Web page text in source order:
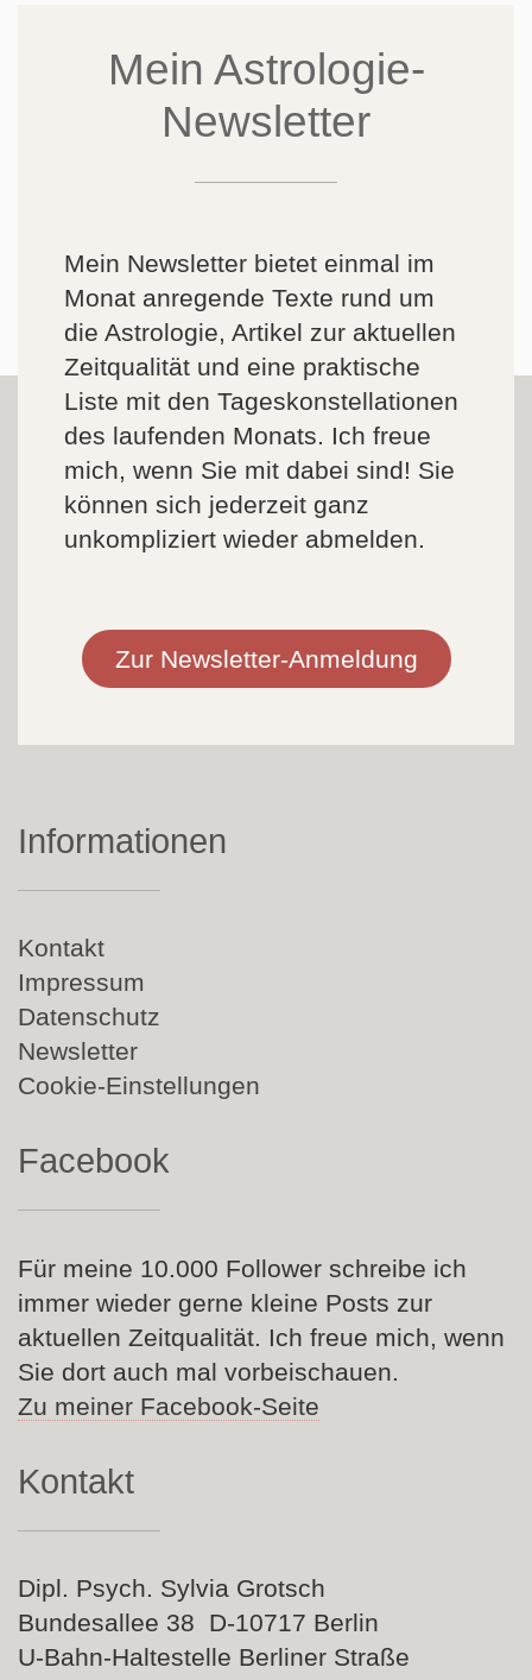
Mein Astrologie-
Newsletter
Mein Newsletter bietet einmal im
Monat anregende Texte rund um
die Astrologie, Artikel zur aktuellen
Zeitqualität und eine praktische
Liste mit den Tageskonstellationen
des laufenden Monats. Ich freue
mich, wenn Sie mit dabei sind! Sie
können sich jederzeit ganz
unkompliziert wieder abmelden.
Zur Newsletter-Anmeldung
Informationen
Navigation
überspringen
Kontakt
Impressum
Datenschutz
Newsletter
Cookie-Einstellungen
Facebook
Für meine 10.000 Follower schreibe ich
immer wieder gerne kleine Posts zur
aktuellen Zeitqualität. Ich freue mich, wenn
Sie dort auch mal vorbeischauen.
Zu meiner Facebook-Seite
Kontakt
Dipl. Psych. Sylvia Grotsch
Bundesallee 38 D-10717 Berlin
U-Bahn-Haltestelle Berliner Straße